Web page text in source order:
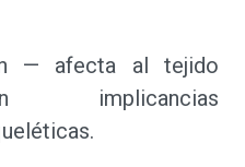
— afecta al tejido
implicancias